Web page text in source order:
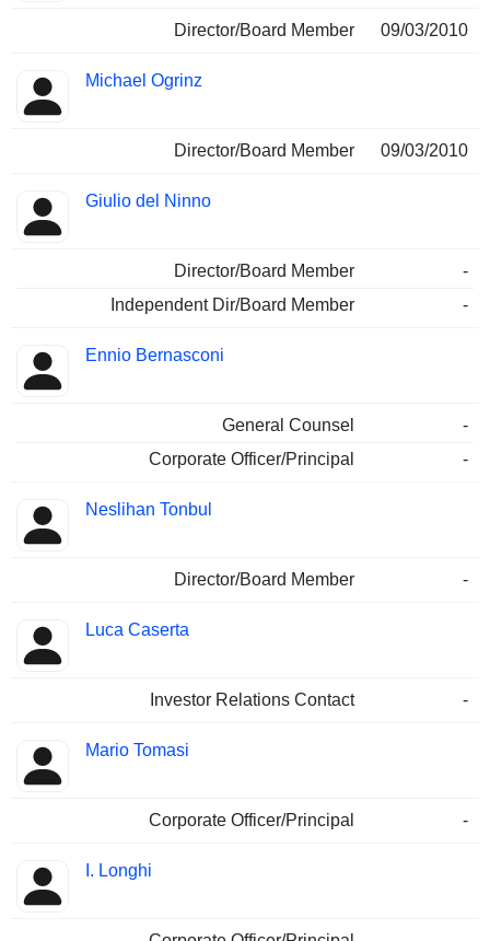
Director/Board Member 09/03/2010
Michael Ogrinz
Director/Board Member 09/03/2010
Giulio del Ninno
Director/Board Member
-
Independent Dir/Board Member
-
Ennio Bernasconi
General Counsel
-
Corporate Officer/Principal
-
Neslihan Tonbul
Director/Board Member -
Luca Caserta
Investor Relations Contact -
Mario Tomasi
Corporate Officer/Principal -
I. Longhi